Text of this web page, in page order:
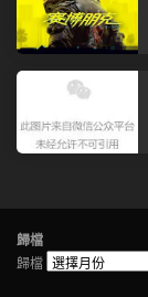
歸檔
歸檔